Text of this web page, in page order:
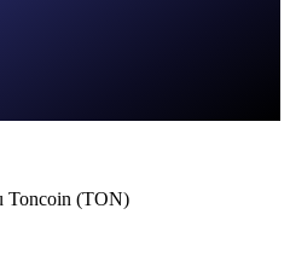
Toncoin (TON)